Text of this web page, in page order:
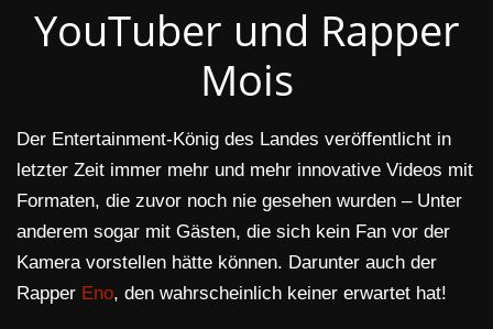
YouTuber und Rapper
Mois
Der Entertainment-König des Landes veröffentlicht in
letzter Zeit immer mehr und mehr innovative Videos mit
Formaten, die zuvor noch nie gesehen wurden – Unter
anderem sogar mit Gästen, die sich kein Fan vor der
Kamera vorstellen hätte können. Darunter auch der
Rapper Eno, den wahrscheinlich keiner erwartet hat!